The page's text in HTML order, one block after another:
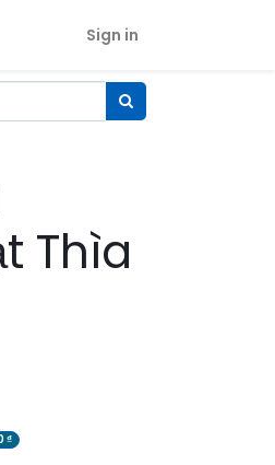
Sign in
Thìa
₫